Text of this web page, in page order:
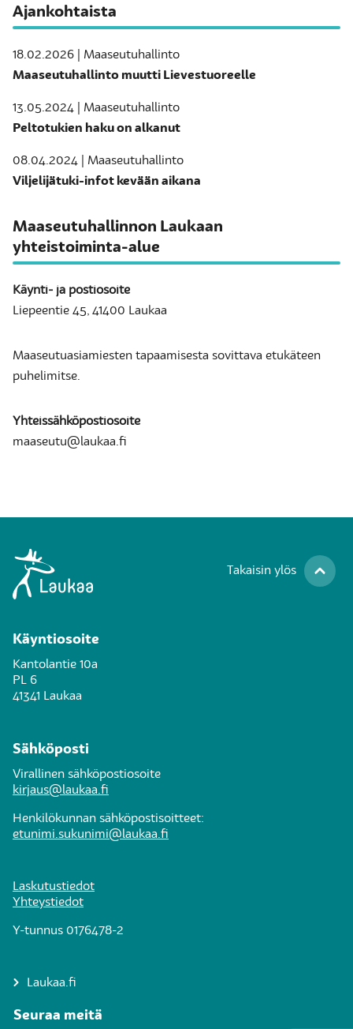
Ajankohtaista
18.02.2026 | Maaseutuhallinto
Maaseutuhallinto muutti Lievestuoreelle
13.05.2024 | Maaseutuhallinto
Peltotukien haku on alkanut
08.04.2024 | Maaseutuhallinto
Viljelijätuki-infot kevään aikana
Maaseutuhallinnon Laukaan
yhteistoiminta-alue
Käynti- ja postiosoite
Liepeentie 45, 41400 Laukaa
Maaseutuasiamiesten tapaamisesta sovittava etukäteen
puhelimitse.
Yhteissähköpostiosoite
maaseutu@laukaa.fi
Takaisin ylös
Käyntiosoite
Kantolantie 10a
PL 6
41341 Laukaa
Sähköposti
Virallinen sähköpostiosoite
kirjaus@laukaa.fi
Henkilökunnan sähköpostisoitteet:
etunimi.sukunimi@laukaa.fi
Laskutustiedot
Yhteystiedot
Y-tunnus 0176478-2
Laukaa.fi
Seuraa meitä